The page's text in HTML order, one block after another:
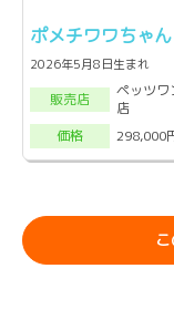
ポメチワワちゃん
2026年5月8日生まれ
販売店
ペッツワ
店
価格
298,000